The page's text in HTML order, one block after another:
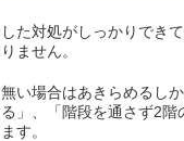
た対処がしっかりでき
ません。
い場合はあきらめるしか
る」、「階段を通さず2階
す。